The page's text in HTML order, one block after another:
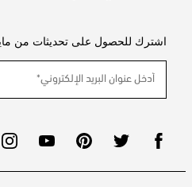
اشترك للحصول على تحديثات من